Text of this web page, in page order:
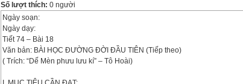
Số lượt thích: 0 người
Ngày soạn:
Ngày dạy:
Tiết 74 – Bài 18
Văn bản: BÀI HỌC ĐƯỜNG ĐỜI ĐẦU TIÊN (Tiếp theo)
( Trích: “Dế Mèn phưu lưu kí” – Tô Hoài)